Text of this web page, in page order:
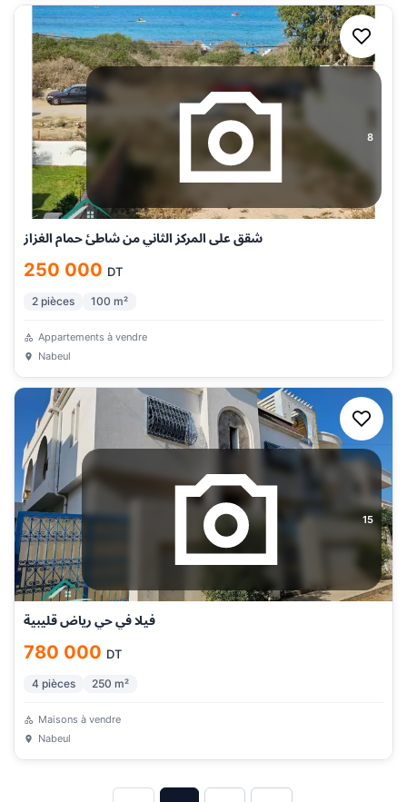
8
شقق على المركز الثاني من شاطئ حمام الغزاز
250 000 DT
2 pièces 100 m²
Appartements à vendre
Nabeul
15
فيلا في حي رياض قليبية
780 000 DT
4 pièces 250 m²
Maisons à vendre
Nabeul